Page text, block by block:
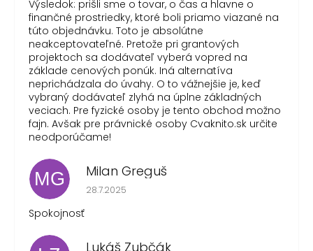
Výsledok: prišli sme o tovar, o čas a hlavne o
finančné prostriedky, ktoré boli priamo viazané na
túto objednávku. Toto je absolútne
neakceptovateľné. Pretože pri grantových
projektoch sa dodávateľ vyberá vopred na
základe cenových ponúk. Iná alternatíva
neprichádzala do úvahy. O to vážnejšie je, keď
vybraný dodávateľ zlyhá na úplne základných
veciach. Pre fyzické osoby je tento obchod možno
fajn. Avšak pre právnické osoby Cvaknito.sk určite
neodporúčame!
MG Milan Greguš
Hodnotenie obchodu je 5 z 5 hviezdičiek.
28.7.2025
Spokojnosť
Lukáš Zubčák